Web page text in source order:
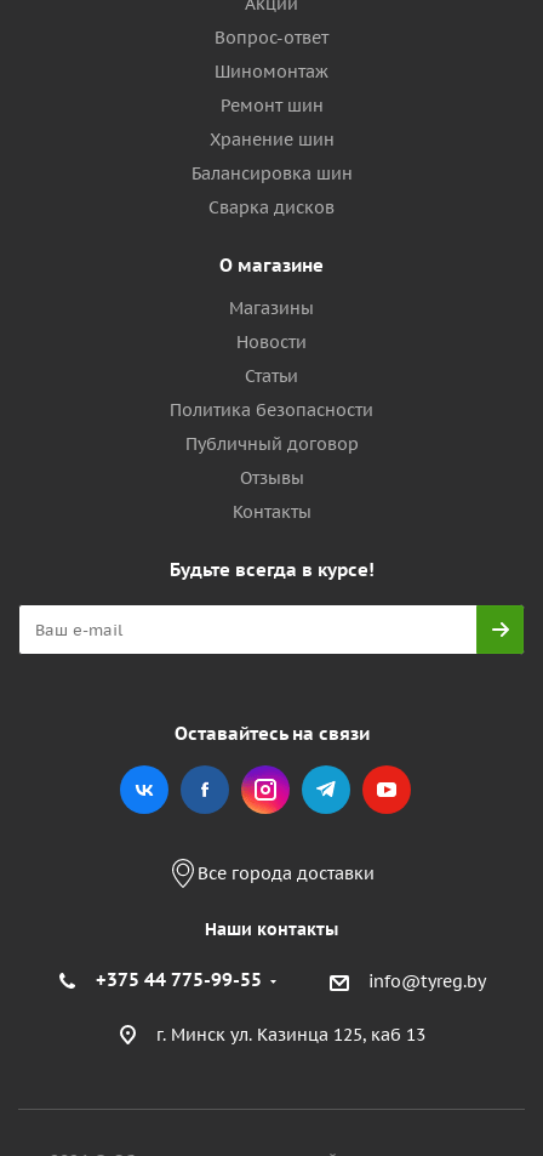
Вопрос-ответ
Шиномонтаж
Ремонт шин
Хранение шин
Балансировка шин
Сварка дисков
О магазине
Магазины
Новости
Статьи
Политика безопасности
Публичный договор
Отзывы
Контакты
Будьте всегда в курсе!
Оставайтесь на связи
Все города доставки
Наши контакты
+375 44 775-99-55 info@tyreg.by
г. Минск ул. Казинца 125, каб 13